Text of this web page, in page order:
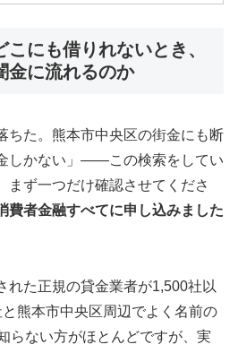
にも借りれないとき、
金に流れるのか
ちた。熊本市中央区の街金にも断
しかない」——この検索をしてい
まず一つだけ確認させてくださ
費者金融すべてに申し込みました
れた正規の貸金業者が1,500社以
と熊本市中央区周辺でよく名前の
らない方がほとんどですが、実